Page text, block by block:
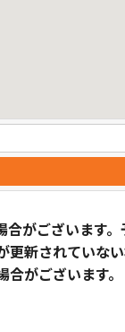
がございます。
新されていない
がございます。